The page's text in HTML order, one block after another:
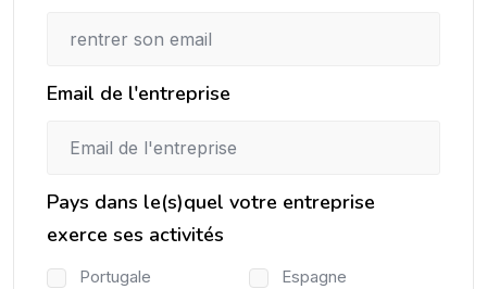
Email de l'entreprise
Pays dans le(s)quel votre entreprise
exerce ses activités
Portugale
Espagne